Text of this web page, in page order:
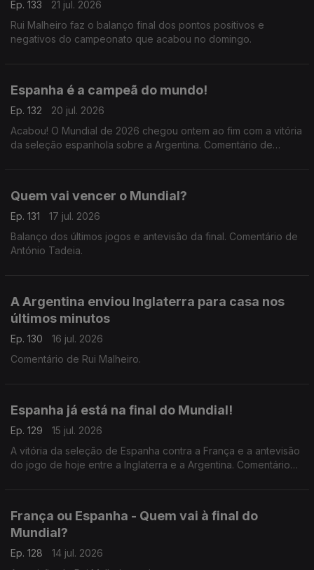
Ep. 133
21 jul. 2026
Rui Malheiro faz o balanço final dos pontos positivos e
negativos do campeonato que acabou no domingo.
Espanha é a campeã do mundo!
Ep. 132
20 jul. 2026
Acabou! O Mundial de 2026 chegou ontem ao fim com a vitória
da seleção espanhola sobre a Argentina. Comentário de
Quem vai vencer o Mundial?
Ep. 131
17 jul. 2026
Balanço dos últimos jogos e antevisão da final. Comentário de
António Tadeia.
A Argentina enviou Inglaterra para casa nos
últimos minutos
Ep. 130
16 jul. 2026
Comentário de Rui Malheiro.
Espanha já está na final do Mundial!
Ep. 129
15 jul. 2026
A vitória da seleção de Espanha contra a França e a antevisão
do jogo de hoje entre a Inglaterra e a Argentina. Comentário
França ou Espanha - Quem vai à final do
Mundial?
Ep. 128
14 jul. 2026